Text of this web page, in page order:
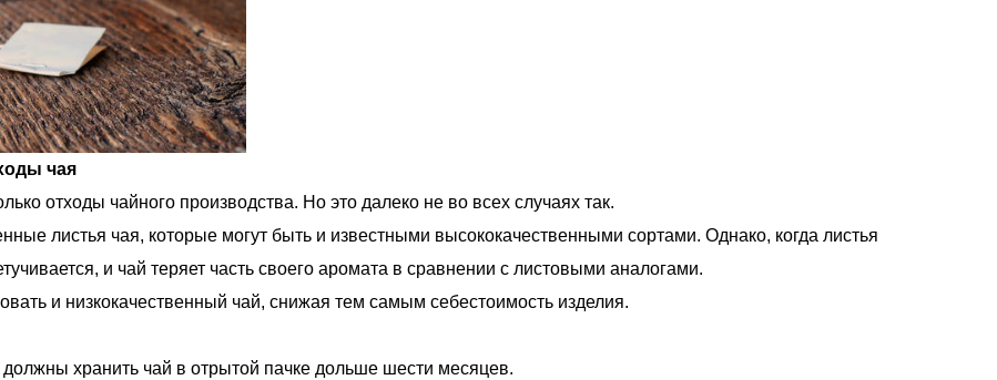
чая
отходы чайного производства. Но это далеко не во всех случаях так.
листья чая, которые могут быть и известными высококачественными сортами. Однако, когда листья
и чай теряет часть своего аромата в сравнении с листовыми аналогами.
и низкокачественный чай, снижая тем самым себестоимость изделия.
хранить чай в отрытой пачке дольше шести месяцев.